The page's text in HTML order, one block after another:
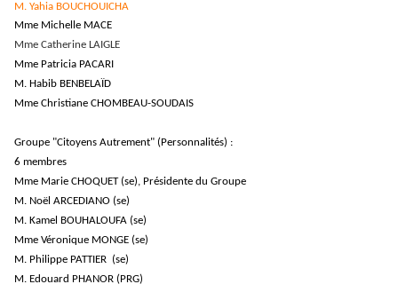
M. Yahia BOUCHOUICHA
Mme Michelle MACE
Mme Catherine LAIGLE
Mme Patricia PACARI
M. Habib BENBELAÏD
Mme Christiane CHOMBEAU-SOUDAIS
Groupe "Citoyens Autrement" (Personnalités) :
6 membres
Mme Marie CHOQUET (se), Présidente du Groupe
M. Noël ARCEDIANO (se)
M. Kamel BOUHALOUFA (se)
Mme Véronique MONGE (se)
M. Philippe PATTIER (se)
M. Edouard PHANOR (PRG)